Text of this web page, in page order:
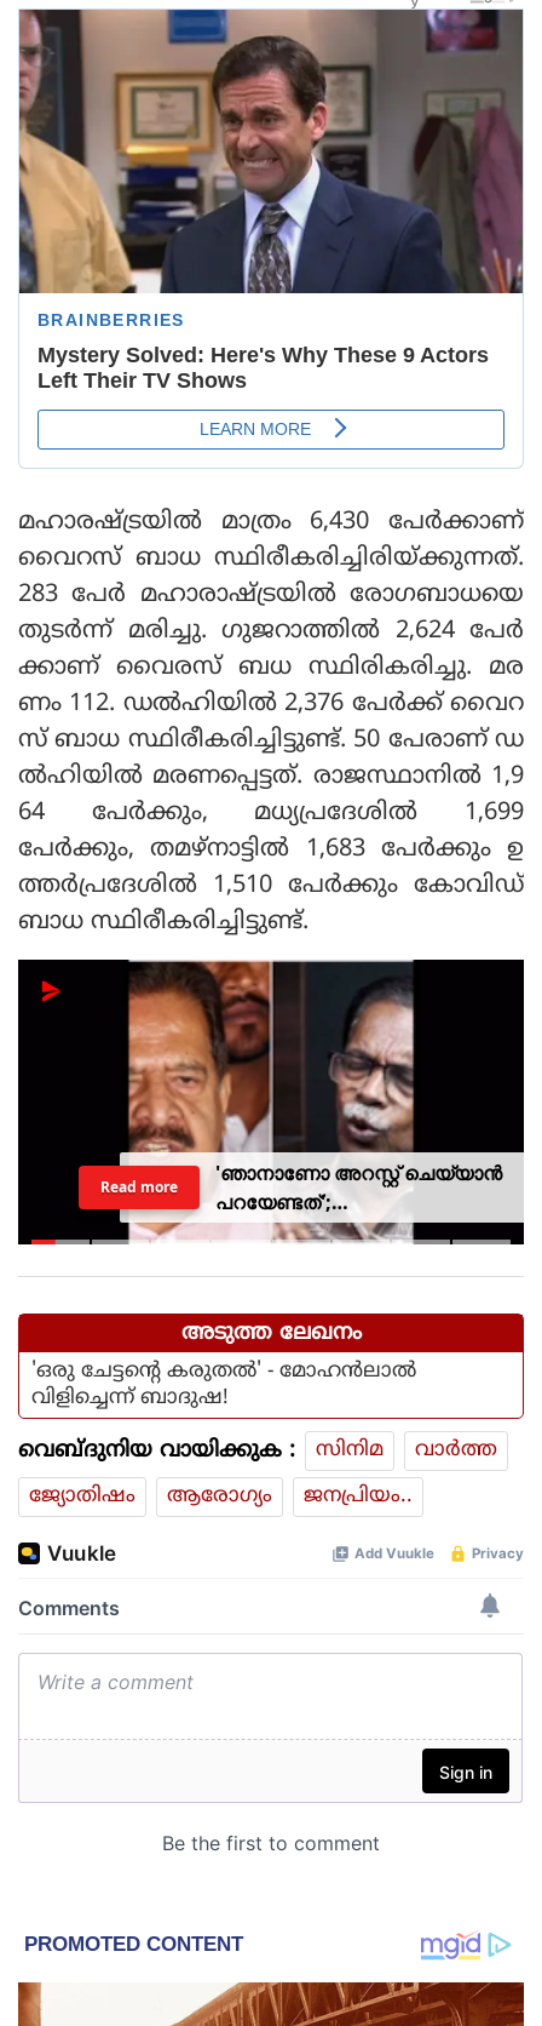
മഹാരഷ്ട്രയിൽ മാത്രം 6,430 പേർക്കാണ്
വൈറസ് ബാധ സ്ഥിരീകരിച്ചിരിയ്ക്കുന്നത്.
283 പേർ മഹാരാഷ്ട്രയിൽ രോഗബാധയെ
തുടർന്ന് മരിച്ചു. ഗുജറാത്തിൽ 2,624 പേർ
ക്കാണ് വൈരസ് ബധ സ്ഥിരികരിച്ചു. മര
ണം 112. ഡൽഹിയിൽ 2,376 പേർക്ക് വൈറ
സ് ബാധ സ്ഥിരീകരിച്ചിട്ടുണ്ട്. 50 പേരാണ് ഡ
ൽഹിയിൽ മരണപ്പെട്ടത്. രാജസ്ഥാനില്‍ 1,9
64 പേര്‍ക്കും, മധ്യപ്രദേശില്‍ 1,699
പേര്‍ക്കും, തമഴ്നാട്ടിൽ 1,683 പേര്‍ക്കും ഉ
ത്തർപ്രദേശില്‍ 1,510 പേര്‍ക്കും കോവിഡ്
ബാധ സ്ഥിരീകരിച്ചിട്ടുണ്ട്.
'ഞാനാണോ അറസ്റ്റ് ചെയ്യാൻ
പറയേണ്ടത്';
ടി.ജി.മോഹൻദാസിനെതിരായ
Read more
അടുത്ത ലേഖനം
'ഒരു ചേട്ടന്റെ കരുതൽ' - മോഹൻലാൽ
വിളിച്ചെന്ന് ബാദുഷ!
വെബ്ദുനിയ വായിക്കുക : സിനിമ
വാര്‍ത്ത
ജ്യോതിഷം
ആരോഗ്യം ജനപ്രിയം..